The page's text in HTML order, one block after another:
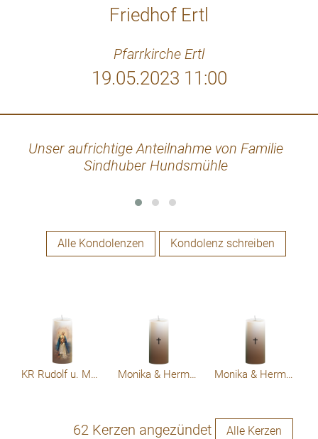
Friedhof Ertl
Pfarrkirche Ertl
19.05.2023 11:00
Unser aufrichtige Anteilnahme von Familie
Sindhuber Hundsmühle
Alle Kondolenzen Kondolenz schreiben
KR Rudolf u. Maria Beer Monika & Hermann Monika & Hermann
62 Kerzen angezündet
Alle Kerzen